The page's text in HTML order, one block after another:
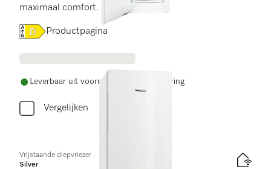
maximaal comfort.
Online Label Flag, Energielabel
Productpagina
Leverbaar uit voorraad met gratis levering
Vergelijken
Vrijstaande diepvriezer
Silver